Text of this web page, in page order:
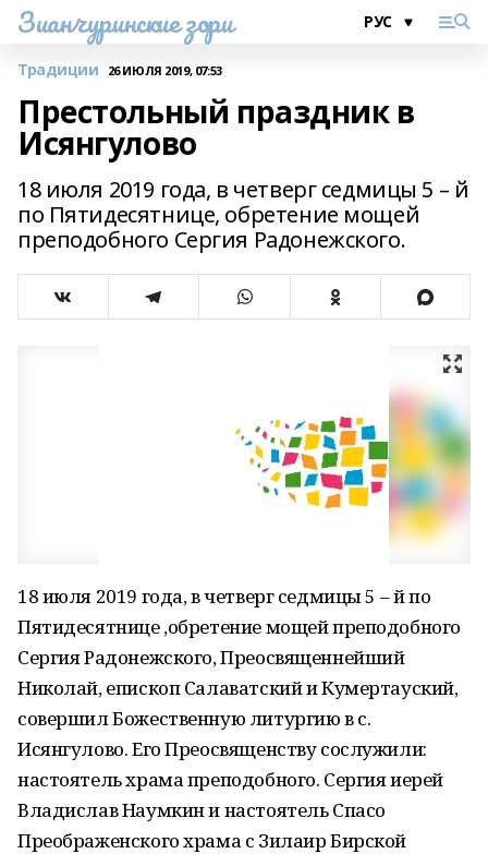
Зианчуринские зори
Традиции 26 ИЮЛЯ 2019, 07:53
Престольный праздник в
Исянгулово
18 июля 2019 года, в четверг седмицы 5 – й
по Пятидесятнице, обретение мощей
преподобного Сергия Радонежского.
18 июля 2019 года, в четверг седмицы 5 – й по
Пятидесятнице ,обретение мощей преподобного
Сергия Радонежского, Преосвященнейший
Николай, епископ Салаватский и Кумертауский,
совершил Божественную литургию в с.
Исянгулово. Его Преосвященству сослужили:
настоятель храма преподобного. Сергия иерей
Владислав Наумкин и настоятель Спасо
Преображенского храма с Зилаир Бирской